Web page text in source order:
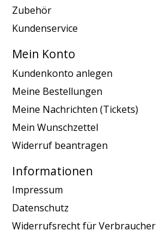
Zubehör
Kundenservice
Mein Konto
Kundenkonto anlegen
Meine Bestellungen
Meine Nachrichten (Tickets)
Mein Wunschzettel
Widerruf beantragen
Informationen
Impressum
Datenschutz
Widerrufsrecht für Verbraucher